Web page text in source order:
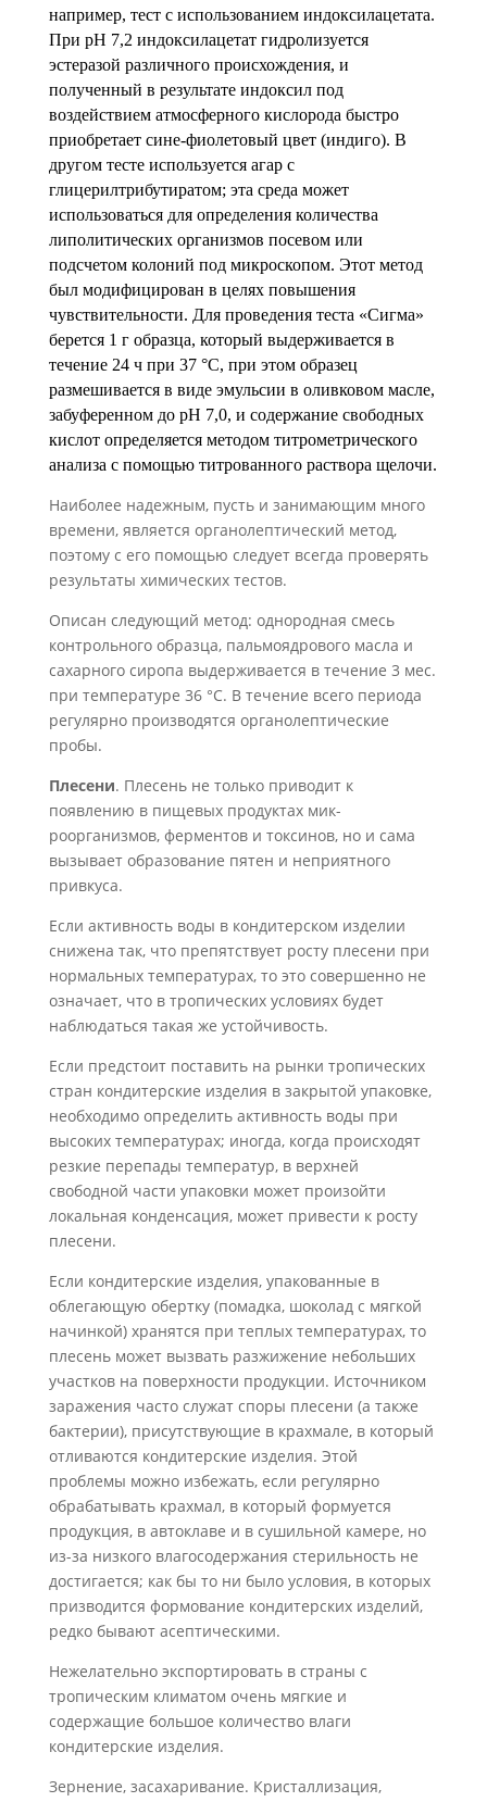
например, тест с использованием индоксилацетата.
При рН 7,2 индоксилацетат гидролизуется
эстеразой различного происхождения, и
полученный в результате индоксил под
воздействием атмосфер­ного кислорода быстро
приобретает сине-фиолетовый цвет (индиго). В
другом тесте используется агар с
глицерилтрибутиратом; эта среда может
использоваться для определения количества
липолитических организмов посевом или
подсчетом колоний под микроскопом. Этот метод
был модифицирован в целях повы­шения
чувствительности. Для проведения теста «Сигма»
берется 1 г образца, кото­рый выдерживается в
течение 24 ч при 37 °С, при этом образец
размешивается в виде эмульсии в оливковом масле,
забуференном до рН 7,0, и содержание свобод­ных
кислот определяется методом титрометрического
анализа с помощью титро­ванного раствора щелочи.
Наиболее надежным, пусть и занимающим много
времени, является органолептический метод,
поэтому с его помощью следует всегда проверять
результаты хими­ческих тестов.
Описан следующий метод: однородная смесь
контрольного образца, пальмоядрового масла и
сахарного сиропа выдерживается в течение 3 мес.
при темпера­туре 36 °С. В течение всего периода
регулярно производятся органолептические
пробы.
Плесени. Плесень не только приводит к
появлению в пищевых продуктах мик­
роорганизмов, ферментов и токсинов, но и сама
вызывает образование пятен и не­приятного
привкуса.
Если активность воды в кондитерском изделии
снижена так, что препятствует росту плесени при
нормальных температурах, то это совершенно не
означает, что в тропических условиях будет
наблюдаться такая же устойчивость.
Если предстоит поставить на рынки тропических
стран кондитерские изделия в закрытой упаковке,
необходимо определить активность воды при
высоких темпера­турах; иногда, когда происходят
резкие перепады температур, в верхней
свободной части упаковки может произойти
локальная конденсация, может привести к росту
плесени.
Если кондитерские изделия, упакованные в
облегающую обертку (помадка, шо­колад с мягкой
начинкой) хранятся при теплых температурах, то
плесень может вызвать разжижение небольших
участков на поверхности продукции. Источником
заражения часто служат споры плесени (а также
бактерии), присутствующие в крахмале, в который
отливаются кондитерские изделия. Этой
проблемы можно из­бежать, если регулярно
обрабатывать крахмал, в который формуется
продукция, в автоклаве и в сушильной камере, но
из-за низкого влагосодержания стерильность не
достигается; как бы то ни было условия, в которых
призводится формование кон­дитерских изделий,
редко бывают асептическими.
Нежелательно экспортировать в страны с
тропическим климатом очень мягкие и
содержащие большое количество влаги
кондитерские изделия.
Зернение, засахаривание. Кристаллизация,